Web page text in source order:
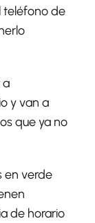
teléfono de
a
y van a
que ya no
en verde
de horario